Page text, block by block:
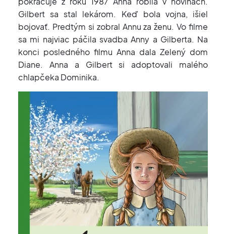
Gilbert sa stal lekárom. Keď bola vojna, išiel
bojovať. Predtým si zobral Annu za ženu. Vo filme
sa mi najviac páčila svadba Anny a Gilberta. Na
konci posledného filmu Anna dala Zelený dom
Diane. Anna a Gilbert si adoptovali malého
chlapčeka Dominika.